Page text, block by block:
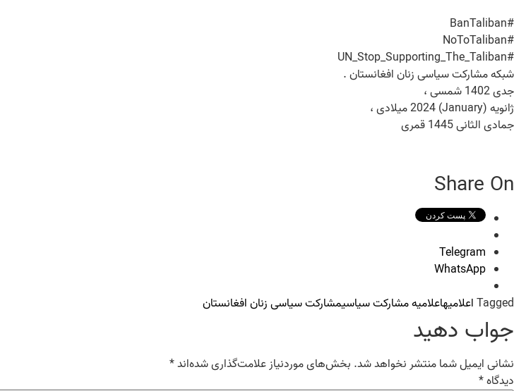
#BanTaliban
#NoToTaliban
#UN_Stop_Supporting_The_Taliban
شبکه مشارکت سیاسی زنان افغانستان .
جدی 1402 شمسی ،
ژانویه (January) 2024 میلادی ،
جمادی الثانی 1445 قمری
Share On
Telegram
WhatsApp
Taggedاعلامیهاعلامیه مشارکت سیاسیمشارکت سیاسی زنان افغانستان
جواب دهید
نشانی ایمیل شما منتشر نخواهد شد. بخش‌های موردنیاز علامت‌گذاری شده‌اند*
دیدگاه*